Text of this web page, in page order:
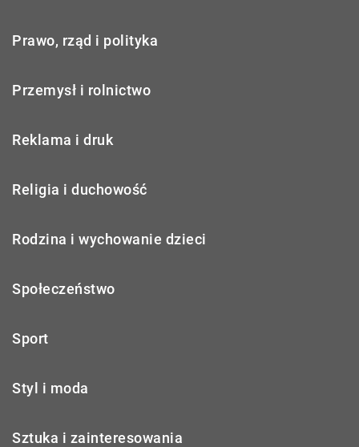
Prawo, rząd i polityka
Przemysł i rolnictwo
Reklama i druk
Religia i duchowość
Rodzina i wychowanie dzieci
Społeczeństwo
Sport
Styl i moda
Sztuka i zainteresowania